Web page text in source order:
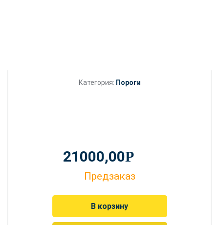
Категория: Пороги
21000,00Р
Предзаказ
В корзину